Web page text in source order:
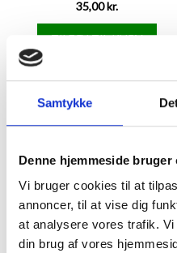
Samtykke
Denne hjemmeside bruger
Vi bruger cookies til at
annoncer, til at vise dig
at analysere vores trafik.
din brug af vores
35,00 kr.
TILFØJ TIL KURV
1x Skrue, 3,5x35 mm